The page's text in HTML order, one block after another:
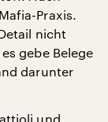
Praxis.
nicht
gebe Belege
darunter
und